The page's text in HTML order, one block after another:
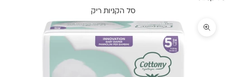
סל הקניות ריק